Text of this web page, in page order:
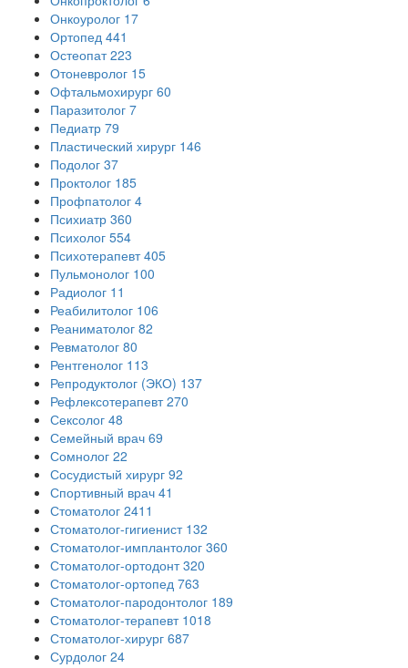
Онкоуролог 17
Ортопед 441
Остеопат 223
Отоневролог 15
Офтальмохирург 60
Паразитолог 7
Педиатр 79
Пластический хирург 146
Подолог 37
Проктолог 185
Профпатолог 4
Психиатр 360
Психолог 554
Психотерапевт 405
Пульмонолог 100
Радиолог 11
Реабилитолог 106
Реаниматолог 82
Ревматолог 80
Рентгенолог 113
Репродуктолог (ЭКО) 137
Рефлексотерапевт 270
Сексолог 48
Семейный врач 69
Сомнолог 22
Сосудистый хирург 92
Спортивный врач 41
Стоматолог 2411
Стоматолог-гигиенист 132
Стоматолог-имплантолог 360
Стоматолог-ортодонт 320
Стоматолог-ортопед 763
Стоматолог-пародонтолог 189
Стоматолог-терапевт 1018
Стоматолог-хирург 687
Сурдолог 24